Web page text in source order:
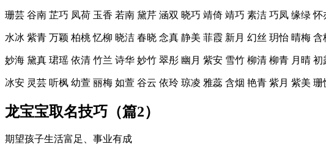
珊芸 谷南 芷巧 凤荷 玉香 若南 黛芹 涵双 晓巧 靖倚 靖巧 素洁 巧凤 缘绿 怀
水冰 紫青 万颖 柏桃 忆柳 晓洁 春晓 念真 静美 菲霞 新月 幻丝 玥怡 晴梅 含
妙海 黛真 珺瑶 依清 竹兰 诗华 妙竹 翠彤 幽月 紫安 雪竹 柳清 柳青 月晴 初
冰安 灵芸 听枫 幼萱 丽梅 如萱 谷云 依玲 琼凌 雅蕊 含烟 艳青 紫月 紫美 珊
龙宝宝取名技巧（篇2）
期望孩子生活富足、事业有成